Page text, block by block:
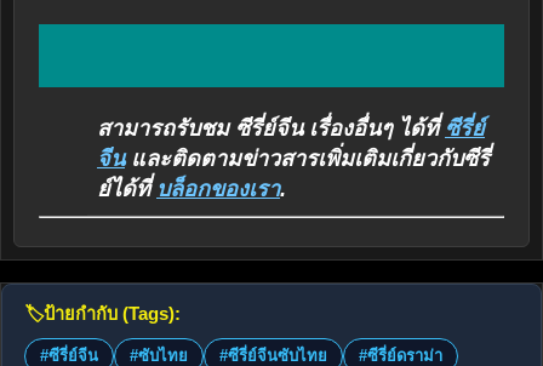
สามารถรับชม ซีรี่ย์จีน เรื่องอื่นๆ ได้ที่ ซีรี่ย์
จีนและติดตามข่าวสารเพิ่มเติมเกี่ยวกับซีรี่
ย์ได้ที่ บล็อกของเรา.
🏷️ป้ายกำกับ (Tags):
#ซีรี่ย์จีน #ซับไทย #ซีรี่ย์จีนซับไทย
#ซีรี่ย์ดราม่า